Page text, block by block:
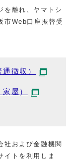
を離れ、ヤマトシ
市Web口座振替受
徴収）
屋）
社および金融機関
イトを利用しま